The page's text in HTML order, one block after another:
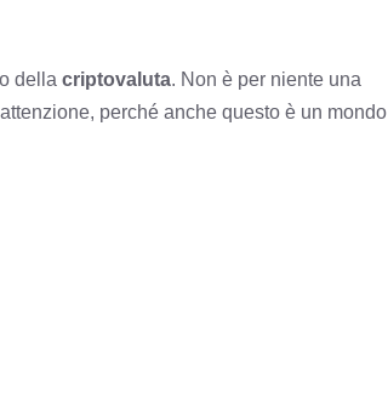
della criptovaluta. Non è per niente una
perché anche questo è un mondo